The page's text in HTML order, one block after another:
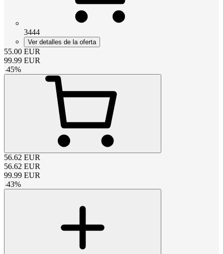
3444
Ver detalles de la oferta
55.00 EUR
99.99 EUR
-45%
56.62 EUR
56.62 EUR
99.99 EUR
-43%